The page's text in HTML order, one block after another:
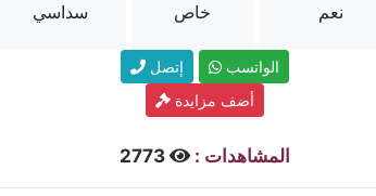
سداسي
خاص
نعم
إتصل
الواتسب
أضف مزايدة
المشاهدات : 2773